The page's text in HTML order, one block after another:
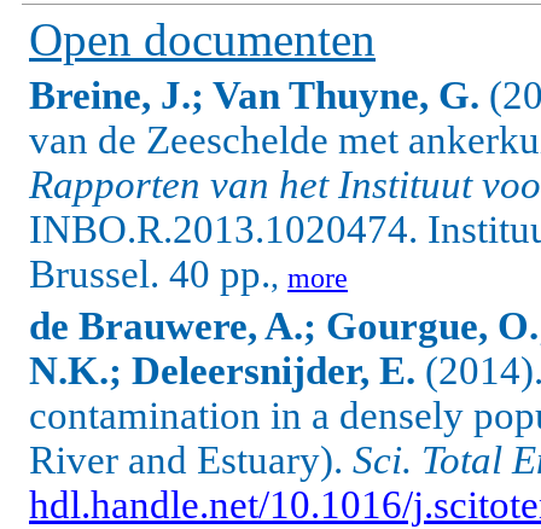
Open documenten
Breine, J.; Van Thuyne, G.
van de Zeeschelde met
Rapporten van het Instituut
INBO.R.2013.1020474.
Brussel. 40 pp., more
de Brauwere, A.; Gourgue,
N.K.; Deleersnijder, E.
contamination in a densely
River and Estuary). Sci. Total
hdl.handle.net/10.1016/